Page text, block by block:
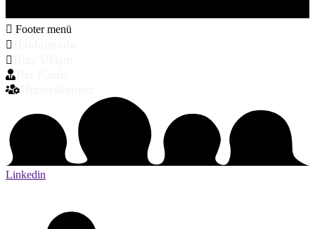
Footer menü
Linkedin